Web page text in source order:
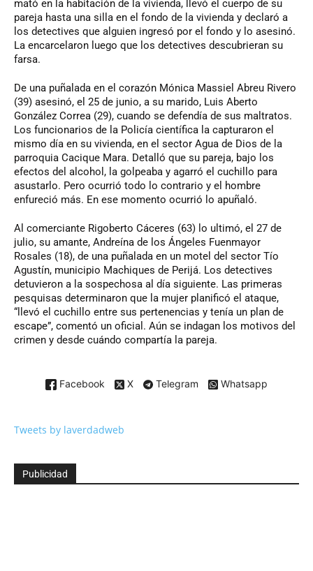
mató en la habitación de la vivienda, llevó el cuerpo de su
pareja hasta una silla en el fondo de la vivienda y declaró a
los detectives que alguien ingresó por el fondo y lo asesinó.
La encarcelaron luego que los detectives descubrieran su
farsa.
De una puñalada en el corazón Mónica Massiel Abreu Rivero
(39) asesinó, el 25 de junio, a su marido, Luis Aberto
González Correa (29), cuando se defendía de sus maltratos.
Los funcionarios de la Policía científica la capturaron el
mismo día en su vivienda, en el sector Agua de Dios de la
parroquia Cacique Mara. Detalló que su pareja, bajo los
efectos del alcohol, la golpeaba y agarró el cuchillo para
asustarlo. Pero ocurrió todo lo contrario y el hombre
enfureció más. En ese momento ocurrió lo apuñaló.
Al comerciante Rigoberto Cáceres (63) lo ultimó, el 27 de
julio, su amante, Andreína de los Ángeles Fuenmayor
Rosales (18), de una puñalada en un motel del sector Tío
Agustín, municipio Machiques de Perijá. Los detectives
detuvieron a la sospechosa al día siguiente. Las primeras
pesquisas determinaron que la mujer planificó el ataque,
“llevó el cuchillo entre sus pertenencias y tenía un plan de
escape”, comentó un oficial. Aún se indagan los motivos del
crimen y desde cuándo compartía la pareja.
Facebook X Telegram Whatsapp
Tweets by laverdadweb
Publicidad